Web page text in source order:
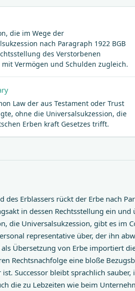
die im Wege der
nach Paragraph 1922 BGB
des Verstorbenen
Vermögen und Schulden zugleich.
Law der aus Testament oder Trust
ohne die Universalsukzession, die
Erben kraft Gesetzes trifft.
des Erblassers rückt der Erbe nach
in dessen Rechtsstellung ein
die Universalsukzession, gibt es im
representative über, der ihn
Übersetzung von Erbe importiert
Rechtsnachfolge eine bloße
ist. Successor bleibt sprachlich
die zu Lebzeiten wie beim